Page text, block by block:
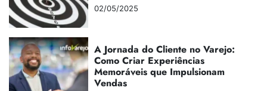
02/05/2025
A Jornada do Cliente no Varejo:
Como Criar Experiências
Memoráveis que Impulsionam
Vendas